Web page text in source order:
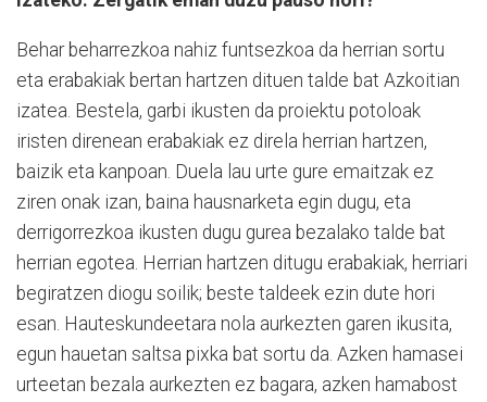
Behar beharrezkoa nahiz funtsezkoa da herrian sortu
eta erabakiak bertan hartzen dituen talde bat Azkoitian
izatea. Bestela, garbi ikusten da proiektu potoloak
iristen direnean erabakiak ez direla herrian hartzen,
baizik eta kanpoan. Duela lau urte gure emaitzak ez
ziren onak izan, baina hausnarketa egin dugu, eta
derrigorrezkoa ikusten dugu gurea bezalako talde bat
herrian egotea. Herrian hartzen ditugu erabakiak, herriari
begiratzen diogu soilik; beste taldeek ezin dute hori
esan. Hauteskundeetara nola aurkezten garen ikusita,
egun hauetan saltsa pixka bat sortu da. Azken hamasei
urteetan bezala aurkezten ez bagara, azken hamabost